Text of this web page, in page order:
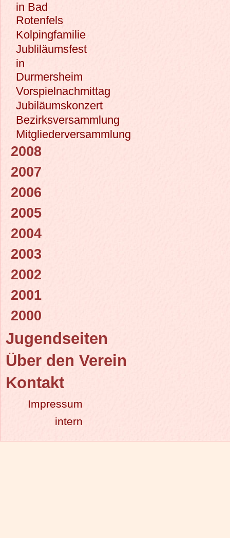
in Bad
Rotenfels
Kolpingfamilie
Jubliläumsfest
in
Durmersheim
Vorspielnachmittag
Jubiläumskonzert
Bezirksversammlung
Mitgliederversammlung
2008
2007
2006
2005
2004
2003
2002
2001
2000
Jugendseiten
Über den Verein
Kontakt
Impressum
intern